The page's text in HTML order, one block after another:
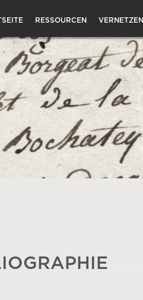
RESSOURCEN VERNETZEN